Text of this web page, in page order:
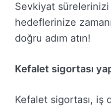
Sevkiyat sürelerinizi
hedeflerinize
doğru adım atın!
Kefalet sigortası
Kefalet sigortası, iş